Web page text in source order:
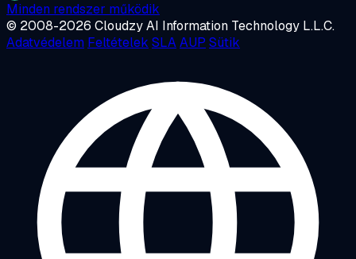
Minden rendszer működik
© 2008-2026 Cloudzy AI Information Technology L.L.C.
Adatvédelem Feltételek SLAAUP Sütik